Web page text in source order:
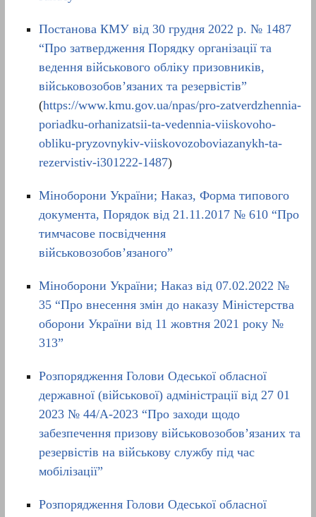
Постанова КМУ від 30 грудня 2022 р. № 1487
“Про затвердження Порядку організації та
ведення військового обліку призовників,
військовозобов’язаних та резервістів”
(https://www.kmu.gov.ua/npas/pro-zatverdzhennia-
poriadku-orhanizatsii-ta-vedennia-viiskovoho-
obliku-pryzovnykiv-viiskovozoboviazanykh-ta-
rezervistiv-i301222-1487)
Міноборони України; Наказ, Форма типового
документа, Порядок від 21.11.2017 № 610 “Про
тимчасове посвідчення
військовозобов’язаного”
Міноборони України; Наказ від 07.02.2022 №
35 “Про внесення змін до наказу Міністерства
оборони України від 11 жовтня 2021 року №
313”
Розпорядження Голови Одеської обласної
державної (військової) адміністрації від 27 01
2023 № 44/A-2023 “Про заходи щодо
забезпечення призову військовозобов’язаних та
резервістів на військову службу під час
мобілізації”
Розпорядження Голови Одеської обласної